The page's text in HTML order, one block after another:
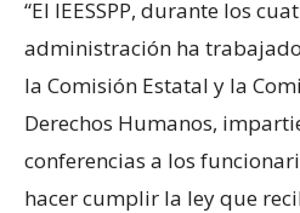
“El IEESSPP, durante los
administración ha
la Comisión Estatal y la
Derechos Humanos,
conferencias a los
hacer cumplir la ley que